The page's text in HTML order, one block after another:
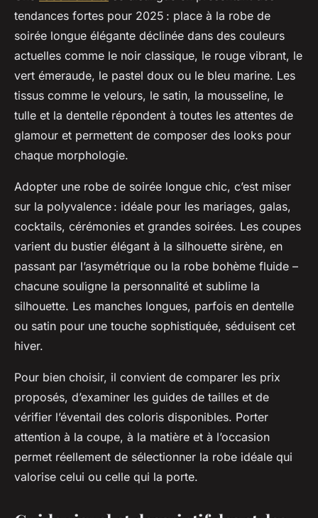
tendances fortes pour 2025 : place à la robe de
soirée longue élégante déclinée dans des couleurs
actuelles comme le noir classique, le rouge vibrant, le
vert émeraude, le pastel doux ou le bleu marine. Les
tissus comme le velours, le satin, la mousseline, le
tulle et la dentelle répondent à toutes les attentes de
glamour et permettent de composer des looks pour
chaque morphologie.
Adopter une robe de soirée longue chic, c’est miser
sur la polyvalence : idéale pour les mariages, galas,
cocktails, cérémonies et grandes soirées. Les coupes
varient du bustier élégant à la silhouette sirène, en
passant par l’asymétrique ou la robe bohème fluide –
chacune souligne la personnalité et sublime la
silhouette. Les manches longues, parfois en dentelle
ou satin pour une touche sophistiquée, séduisent cet
hiver.
Pour bien choisir, il convient de comparer les prix
proposés, d’examiner les guides de tailles et de
vérifier l’éventail des coloris disponibles. Porter
attention à la coupe, à la matière et à l’occasion
permet réellement de sélectionner la robe idéale qui
valorise celui ou celle qui la porte.